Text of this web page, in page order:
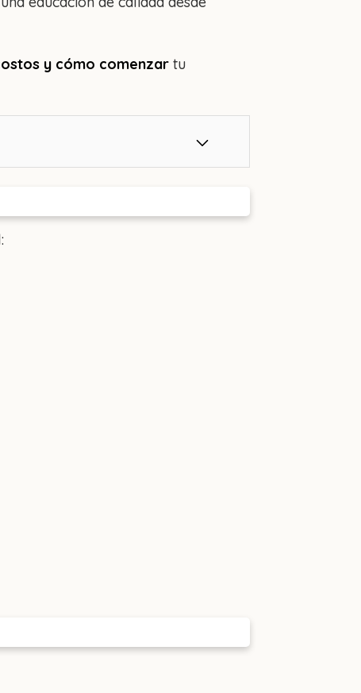
y cómo comenzar tu